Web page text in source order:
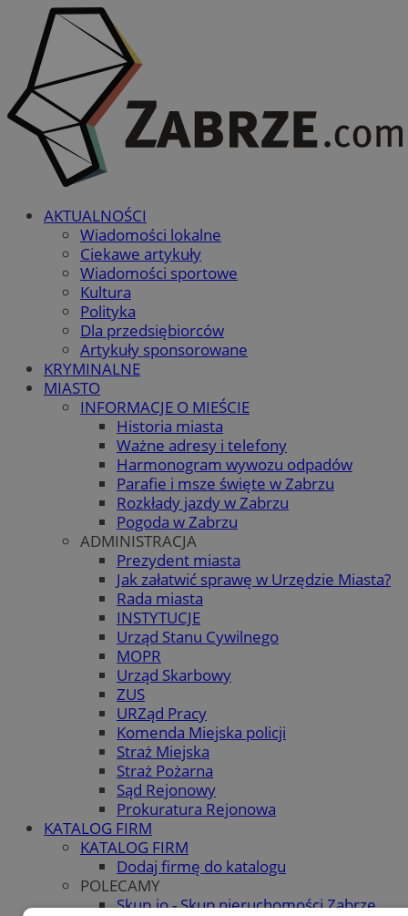
AKTUALNOŚCI
Wiadomości lokalne
Ciekawe artykuły
Wiadomości sportowe
Kultura
Polityka
Dla przedsiębiorców
Artykuły sponsorowane
KRYMINALNE
MIASTO
INFORMACJE O MIEŚCIE
Historia miasta
Ważne adresy i telefony
Harmonogram wywozu odpadów
Parafie i msze święte w Zabrzu
Rozkłady jazdy w Zabrzu
Pogoda w Zabrzu
ADMINISTRACJA
Prezydent miasta
Jak załatwić sprawę w Urzędzie Miasta?
Rada miasta
INSTYTUCJE
Urząd Stanu Cywilnego
MOPR
Urząd Skarbowy
ZUS
URZąd Pracy
Komenda Miejska policji
Straż Miejska
Straż Pożarna
Sąd Rejonowy
Prokuratura Rejonowa
KATALOG FIRM
KATALOG FIRM
Dodaj firmę do katalogu
POLECAMY
Skup.io - Skup nieruchomości Zabrze